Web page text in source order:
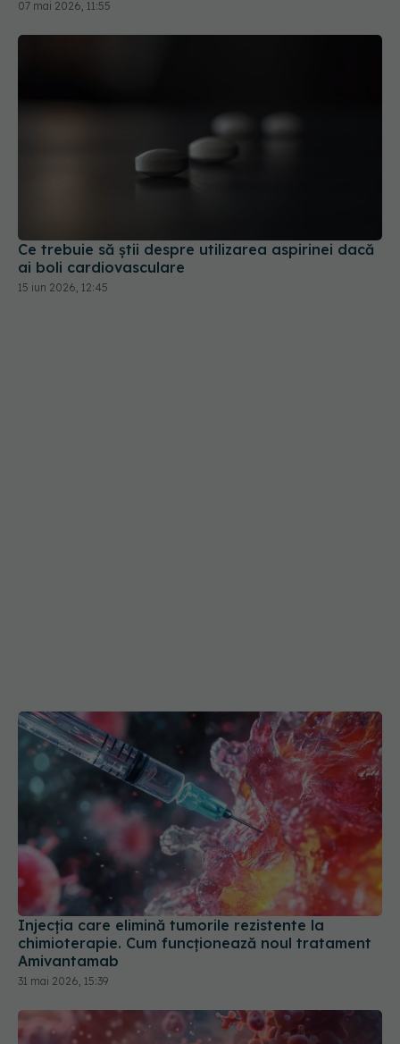
07 mai 2026, 11:55
Ce trebuie să știi despre utilizarea aspirinei dacă
ai boli cardiovasculare
15 iun 2026, 12:45
Injecția care elimină tumorile rezistente la
chimioterapie. Cum funcționează noul tratament
Amivantamab
31 mai 2026, 15:39